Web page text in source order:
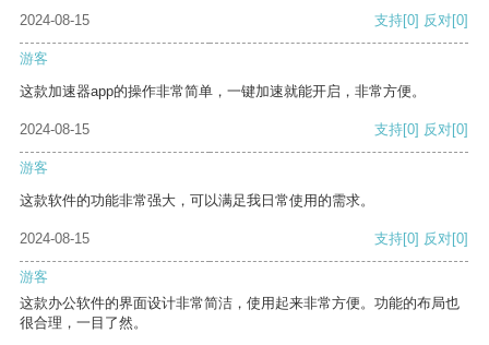
2024-08-15 支持[0] 反对[0]
游客
这款加速器app的操作非常简单，一键加速就能开启，非常方便。
2024-08-15 支持[0] 反对[0]
游客
这款软件的功能非常强大，可以满足我日常使用的需求。
2024-08-15 支持[0] 反对[0]
游客
这款办公软件的界面设计非常简洁，使用起来非常方便。功能的布局也
很合理，一目了然。